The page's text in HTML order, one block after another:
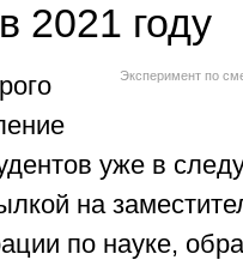
2021 году
Эксперимент по
уже в
на
по науке,